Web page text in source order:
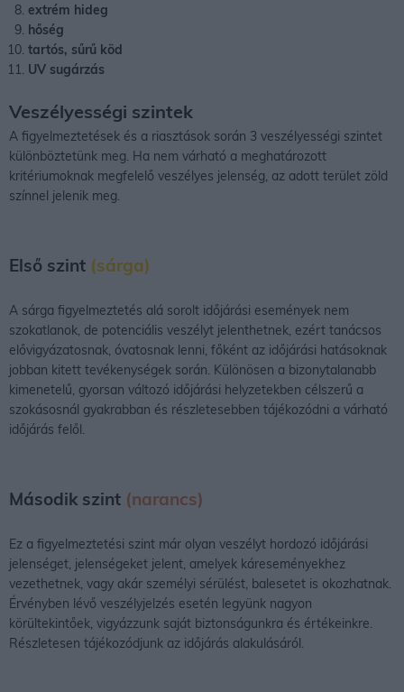
extrém hideg
hőség
tartós, sűrű köd
UV sugárzás
Veszélyességi szintek
A figyelmeztetések és a riasztások során 3 veszélyességi szintet
különböztetünk meg. Ha nem várható a meghatározott
kritériumoknak megfelelő veszélyes jelenség, az adott terület zöld
színnel jelenik meg.
Első szint (sárga)
A sárga figyelmeztetés alá sorolt időjárási események nem
szokatlanok, de potenciális veszélyt jelenthetnek, ezért tanácsos
elővigyázatosnak, óvatosnak lenni, főként az időjárási hatásoknak
jobban kitett tevékenységek során. Különösen a bizonytalanabb
kimenetelű, gyorsan változó időjárási helyzetekben célszerű a
szokásosnál gyakrabban és részletesebben tájékozódni a várható
időjárás felől.
Második szint (narancs)
Ez a figyelmeztetési szint már olyan veszélyt hordozó időjárási
jelenséget, jelenségeket jelent, amelyek káreseményekhez
vezethetnek, vagy akár személyi sérülést, balesetet is okozhatnak.
Érvényben lévő veszélyjelzés esetén legyünk nagyon
körültekintőek, vigyázzunk saját biztonságunkra és értékeinkre.
Részletesen tájékozódjunk az időjárás alakulásáról.